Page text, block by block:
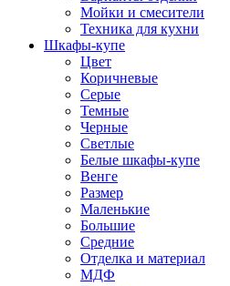
Мойки и смесители
Техника для кухни
Шкафы-купе
Цвет
Коричневые
Серые
Темные
Черные
Светлые
Белые шкафы-купе
Венге
Размер
Маленькие
Большие
Средние
Отделка и материал
МДФ